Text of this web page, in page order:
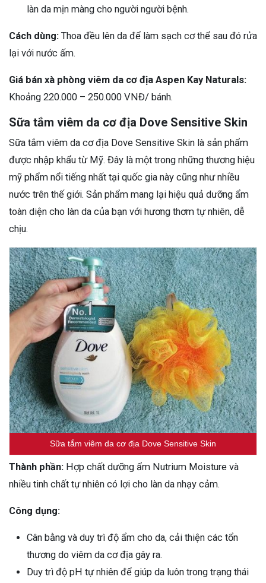
làn da mịn màng cho người người bệnh.
Cách dùng: Thoa đều lên da để làm sạch cơ thể sau đó rửa
lại với nước ấm.
Giá bán xà phòng viêm da cơ địa Aspen Kay Naturals:
Khoảng 220.000 – 250.000 VNĐ/ bánh.
Sữa tắm viêm da cơ địa Dove Sensitive Skin
Sữa tắm viêm da cơ địa Dove Sensitive Skin là sản phẩm
được nhập khẩu từ Mỹ. Đây là một trong những thương hiệu
mỹ phẩm nổi tiếng nhất tại quốc gia này cũng như nhiều
nước trên thế giới. Sản phẩm mang lại hiệu quả dưỡng ẩm
toàn diện cho làn da của bạn với hương thơm tự nhiên, dễ
chịu.
Sữa tắm viêm da cơ địa Dove Sensitive Skin
Thành phần: Hợp chất dưỡng ẩm Nutrium Moisture và
nhiều tinh chất tự nhiên có lợi cho làn da nhạy cảm.
Công dụng:
Cân bằng và duy trì độ ẩm cho da, cải thiện các tổn
thương do viêm da cơ địa gây ra.
Duy trì độ pH tự nhiên để giúp da luôn trong trạng thái